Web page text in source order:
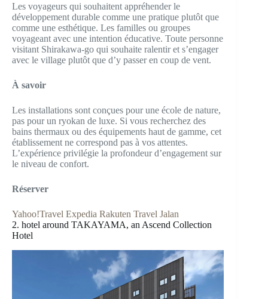
Les voyageurs qui souhaitent appréhender le
développement durable comme une pratique plutôt que
comme une esthétique. Les familles ou groupes
voyageant avec une intention éducative. Toute personne
visitant Shirakawa-go qui souhaite ralentir et s’engager
avec le village plutôt que d’y passer en coup de vent.
À savoir
Les installations sont conçues pour une école de nature,
pas pour un ryokan de luxe. Si vous recherchez des
bains thermaux ou des équipements haut de gamme, cet
établissement ne correspond pas à vos attentes.
L’expérience privilégie la profondeur d’engagement sur
le niveau de confort.
Réserver
Yahoo!Travel Expedia Rakuten Travel Jalan
2. hotel around TAKAYAMA, an Ascend Collection
Hotel